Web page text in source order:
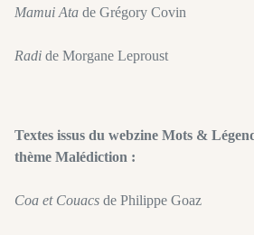
Mamui Ata de Grégory Covin
Radi de Morgane Leproust
Textes issus du webzine Mots &
thème Malédiction :
Coa et Couacs de Philippe Goaz